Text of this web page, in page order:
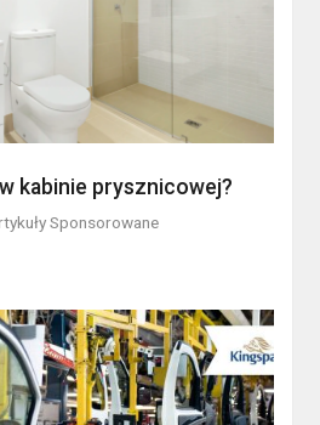
kabinie prysznicowej?
Sponsorowane